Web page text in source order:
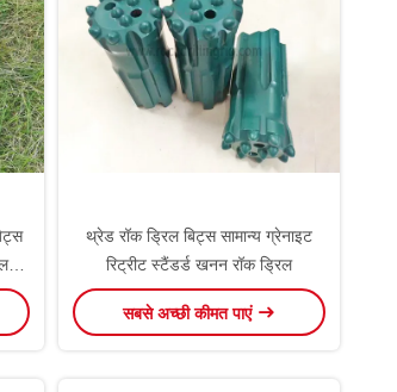
थ्रेड रॉक ड्रिल बिट्स सामान्य ग्रेनाइट
रिट्रीट स्टैंडर्ड खनन रॉक ड्रिल
सबसे अच्छी कीमत पाएं